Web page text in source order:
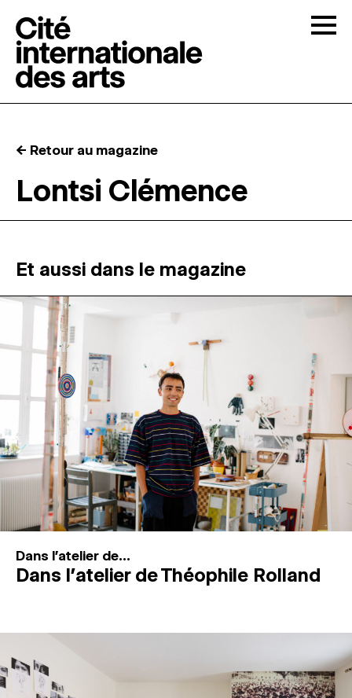
RÉSIDENCES ↓
ATELIERS OUVERTS
PROGRAMMATION
MAGAZINE
ESPACES DE PRATIQUE ARTISTIQUE ↓
Recherche
Connexion
← Retour au magazine
Lontsi Clémence
Et aussi dans le magazine
Dans l'atelier de...
Dans l’atelier de Théophile Rolland